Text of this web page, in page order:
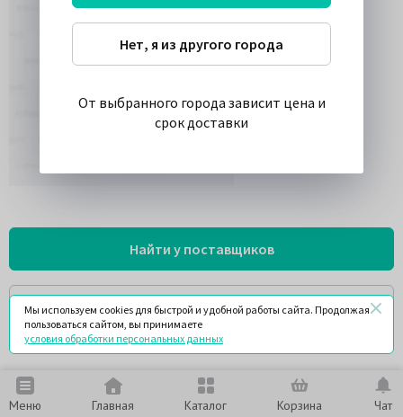
Меню Главная Каталог Корзина Чат
Найти у поставщиков
Спросить
Нет, я из другого города
От выбранного города зависит цена и
срок доставки
Мы используем cookies для быстрой и удобной работы сайта. Продолжая
пользоваться сайтом, вы принимаете
условия обработки персональных данных